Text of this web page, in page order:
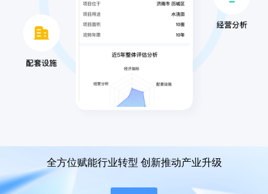
全方位赋能行业转型 创新推动产业升级